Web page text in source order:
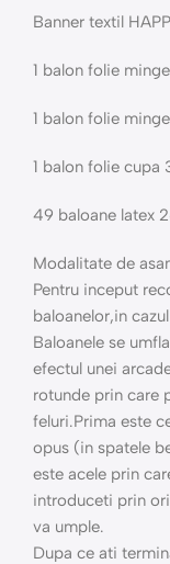
Banner textil
1 balon folie
1 balon folie
1 balon folie cupa
49 baloane latex
Modalitate de
Pentru inceput
baloanelor,in
Baloanele se
efectul unei
rotunde prin care
feluri.Prima este
opus (in spatele
este acele prin
introduceti prin
va umple.
Dupa ce ati